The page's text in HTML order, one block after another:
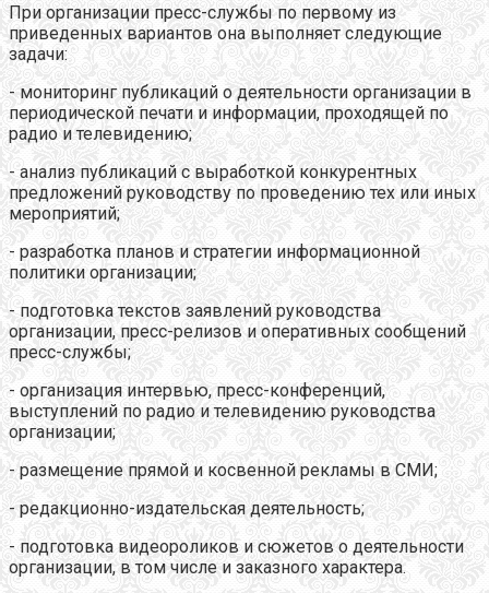
При организации пресс-службы по первому из
приведенных вариантов она выполняет следующие
задачи:
- мониторинг публикаций о деятельности организации в
периодической печати и информации, проходящей по
радио и телевидению;
- анализ публикаций с выработкой конкурентных
предложений руководству по проведению тех или иных
мероприятий;
- разработка планов и стратегии информационной
политики организации;
- подготовка текстов заявлений руководства
организации, пресс-релизов и оперативных сообщений
пресс-службы;
- организация интервью, пресс-конференций,
выступлений по радио и телевидению руководства
организации;
- размещение прямой и косвенной рекламы в СМИ;
- редакционно-издательская деятельность;
- подготовка видеороликов и сюжетов о деятельности
организации, в том числе и заказного характера.